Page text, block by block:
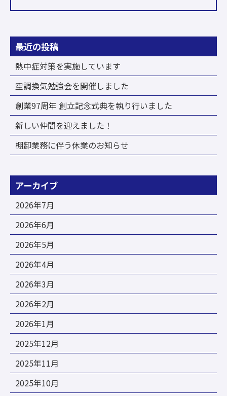
最近の投稿
熱中症対策を実施しています
空調換気勉強会を開催しました
創業97周年 創立記念式典を執り行いました
新しい仲間を迎えました！
棚卸業務に伴う休業のお知らせ
アーカイブ
2026年7月
2026年6月
2026年5月
2026年4月
2026年3月
2026年2月
2026年1月
2025年12月
2025年11月
2025年10月